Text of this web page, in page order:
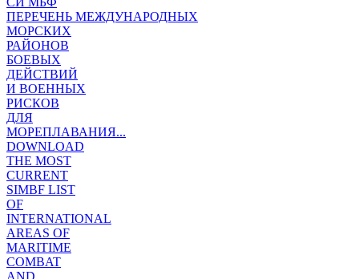
ПЕРЕЧЕНЬ МЕЖДУНАРОДНЫХ
МОРСКИХ
РАЙОНОВ
БОЕВЫХ
ДЕЙСТВИЙ
И ВОЕННЫХ
РИСКОВ
ДЛЯ
МОРЕПЛАВАНИЯ...
DOWNLOAD
THE MOST
CURRENT
SIMBF LIST
OF
INTERNATIONAL
AREAS OF
MARITIME
COMBAT